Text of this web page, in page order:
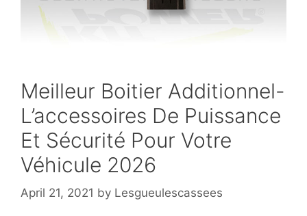
Meilleur Boitier Additionnel-
L’accessoires De Puissance
Et Sécurité Pour Votre
Véhicule 2026
April 21, 2021 by Lesgueulescassees